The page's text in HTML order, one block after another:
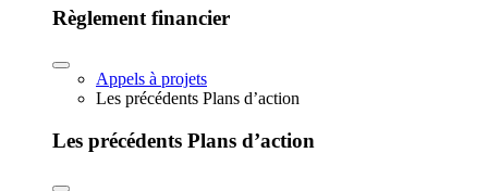
Règlement financier
Appels à projets
Les précédents Plans d’action
Les précédents Plans d’action